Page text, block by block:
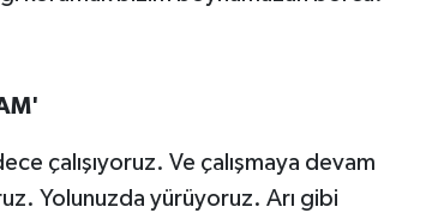
çalışıyoruz. Ve çalışmaya devam
Yolunuzda yürüyoruz. Arı gibi